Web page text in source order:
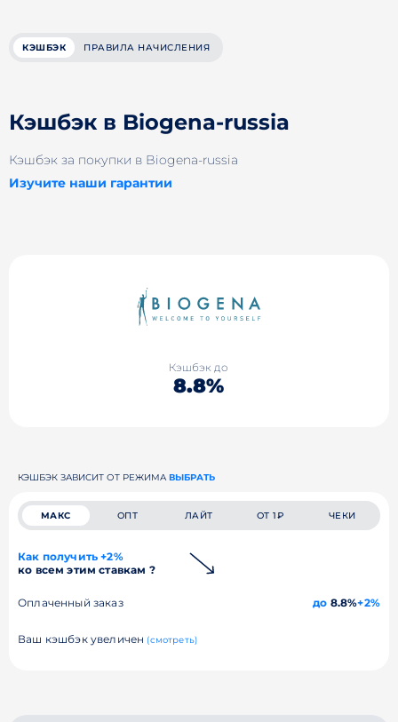
КЭШБЭК ПРАВИЛА НАЧИСЛЕНИЯ
Кэшбэк в Biogena-russia
Кэшбэк за покупки в Biogena-russia
Изучите наши гарантии
Кэшбэк до
8.8%
КЭШБЭК ЗАВИСИТ ОТ РЕЖИМА ВЫБРАТЬ
МАКС ОПТ ЛАЙТ ОТ 1₽ ЧЕКИ
Как получить +2%
ко всем этим ставкам ?
Оплаченный заказ до 8.8%+2%
Ваш кэшбэк увеличен (смотреть)